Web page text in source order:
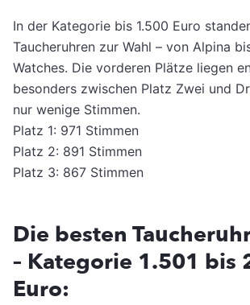
In der Kategorie bis 1.500 Euro
Taucheruhren zur Wahl – von Alpina
Watches. Die vorderen Plätze liegen
besonders zwischen Platz Zwei und
nur wenige Stimmen.
Platz 1: 971 Stimmen
Platz 2: 891 Stimmen
Platz 3: 867 Stimmen
Die besten
– Kategorie 1.501 bis
Euro: